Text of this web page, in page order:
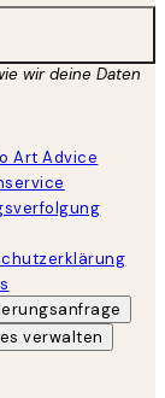
wir deine Daten
Art Advice
verwalten